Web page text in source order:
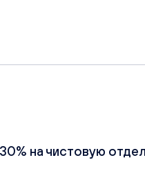
на чистовую